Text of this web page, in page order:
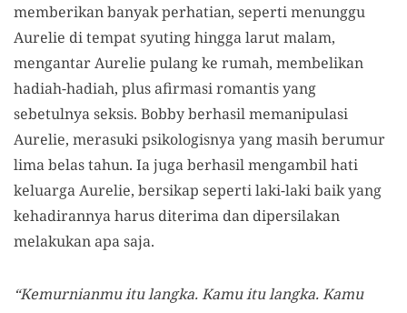
memberikan banyak perhatian, seperti menunggu
Aurelie di tempat syuting hingga larut malam,
mengantar Aurelie pulang ke rumah, membelikan
hadiah-hadiah, plus afirmasi romantis yang
sebetulnya seksis. Bobby berhasil memanipulasi
Aurelie, merasuki psikologisnya yang masih berumur
lima belas tahun. Ia juga berhasil mengambil hati
keluarga Aurelie, bersikap seperti laki-laki baik yang
kehadirannya harus diterima dan dipersilakan
melakukan apa saja.
“Kemurnianmu itu langka. Kamu itu langka. Kamu